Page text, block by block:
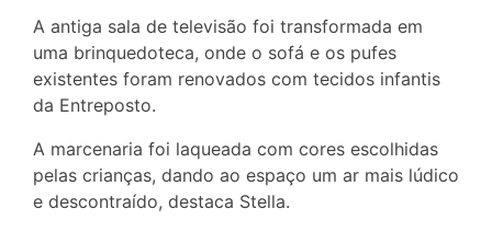
A antiga sala de televisão foi transformada em
uma brinquedoteca, onde o sofá e os pufes
existentes foram renovados com tecidos infantis
da Entreposto.
A marcenaria foi laqueada com cores escolhidas
pelas crianças, dando ao espaço um ar mais lúdico
e descontraído, destaca Stella.